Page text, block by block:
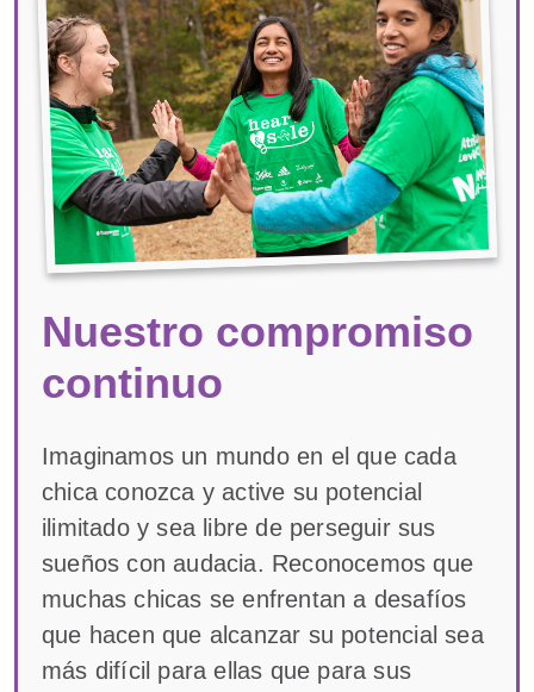
Nuestro compromiso
continuo
Imaginamos un mundo en el que cada
chica conozca y active su potencial
ilimitado y sea libre de perseguir sus
sueños con audacia. Reconocemos que
muchas chicas se enfrentan a desafíos
que hacen que alcanzar su potencial sea
más difícil para ellas que para sus